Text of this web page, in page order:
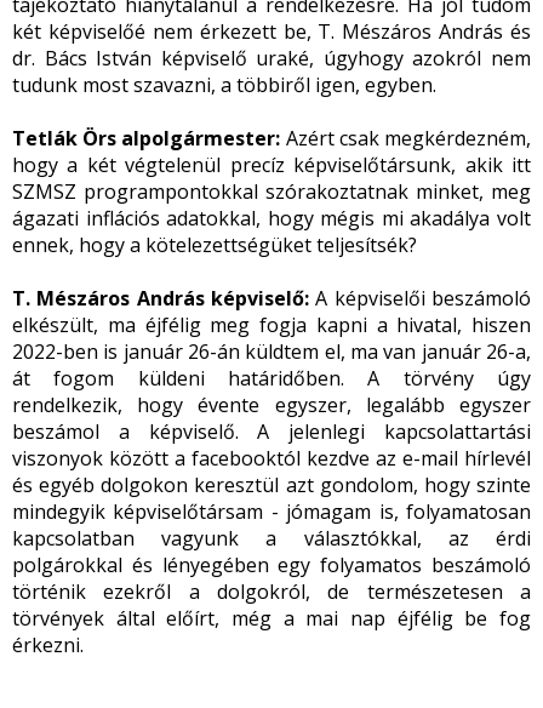
két képviselőé nem érkezett be, T. Mészáros András és
dr. Bács István képviselő uraké, úgyhogy azokról nem
tudunk most szavazni, a többiről igen, egyben.
Tetlák Örs alpolgármester: Azért csak megkérdezném,
hogy a két végtelenül precíz képviselőtársunk, akik itt
SZMSZ programpontokkal szórakoztatnak minket, meg
ágazati inflációs adatokkal, hogy mégis mi akadálya volt
ennek, hogy a kötelezettségüket teljesítsék?
T. Mészáros András képviselő:A képviselői beszámoló
elkészült, ma éjfélig meg fogja kapni a hivatal, hiszen
2022-ben is január 26-án küldtem el, ma van január 26-a,
át fogom küldeni határidőben. A törvény úgy
rendelkezik, hogy évente egyszer, legalább egyszer
beszámol a képviselő. A jelenlegi kapcsolattartási
viszonyok között a facebooktól kezdve az e-mail hírlevél
és egyéb dolgokon keresztül azt gondolom, hogy szinte
mindegyik képviselőtársam - jómagam is, folyamatosan
kapcsolatban vagyunk a választókkal, az érdi
polgárokkal és lényegében egy folyamatos beszámoló
történik ezekről a dolgokról, de természetesen a
törvények által előírt, még a mai nap éjfélig be fog
érkezni.